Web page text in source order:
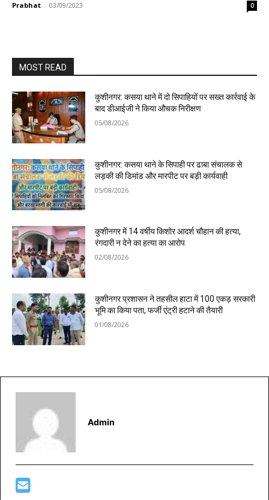
Prabhat - 03/09/2023 0
MOST READ
कुशीनगर: कसया थाने में दो सिपाहियों पर सख्त कार्रवाई के
बाद डीआईजी ने किया औचक निरीक्षण
05/08/2026
कुशीनगर: कसया थाने के सिपाही पर ढाबा संचालक से
लड़की की डिमांड और मारपीट पर बड़ी कार्यवाही
05/08/2026
कुशीनगर में 14 वर्षीय किशोर आदर्श चौहान की हत्या,
रंगदारी न देने का हत्या का आरोप
02/08/2026
कुशीनगर प्रशासन ने तहसील हाटा में 100 एकड़ सरकारी
भूमि का किया पता, फर्जी एंट्री हटाने की तैयारी
01/08/2026
Admin